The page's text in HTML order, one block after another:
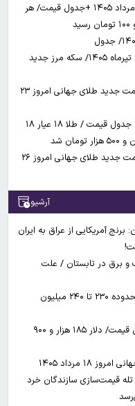
افزایش قیمت طلا و سکه در بازار امروز ۵ مرداد ۱۴۰۵ +جدول قیمت/ هر
قیمت زمان بازگشایی طلا و سکه امروز ۲۳ تیرماه ۱۴۰۵/ سکه مرز جدید
طلا در پایین‌ترین سطح قیمتی ایستاد/ قیمت جدید طلای جهانی امروز ۲۳
آخرین قیمت طلا و سکه ۲۷ تیرماه ۱۴۰۵+ جدول قیمت / طلا ۱۸ عیار ۱۸
بزرگ‌ترین کاهش قیمت طلا رقم خورد/ قیمت جدید طلای جهانی امروز ۲۶
آرشیو
آمریکایی از عراق به ایران
برق در تابستان / علت
میانگین قیمت مسکن در تهران به به محدوده ۲۳۰ تا ۲۴۰ میلیون
قیمت انواع ارز ۱۸ مردادماه ۱۴۰۵+جدول قیمت/ دلار ۱۸۵ هزار و ۹۰۰
مرداد ۱۴۰۵
قیمت‌سازی سازندگان خرد